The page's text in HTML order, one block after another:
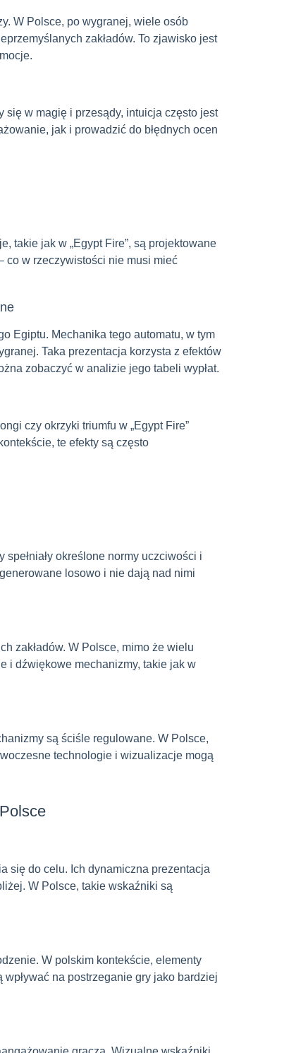
W Polsce, po wygranej, wiele osób
zakładów. To zjawisko jest
w magię i przesądy, intuicja często jest
jak i prowadzić do błędnych ocen
takie jak w „Egypt Fire”, są projektowane
co w rzeczywistości nie musi mieć
Egiptu. Mechanika tego automatu, w tym
Taka prezentacja korzysta z efektów
zobaczyć w analizie jego tabeli wypłat.
czy okrzyki triumfu w „Egypt Fire”
te efekty są często
określone normy uczciwości i
losowo i nie dają nad nimi
zakładów. W Polsce, mimo że wielu
i dźwiękowe mechanizmy, takie jak w
są ściśle regulowane. W Polsce,
technologie i wizualizacje mogą
się do celu. Ich dynamiczna prezentacja
W Polsce, takie wskaźniki są
W polskim kontekście, elementy
na postrzeganie gry jako bardziej